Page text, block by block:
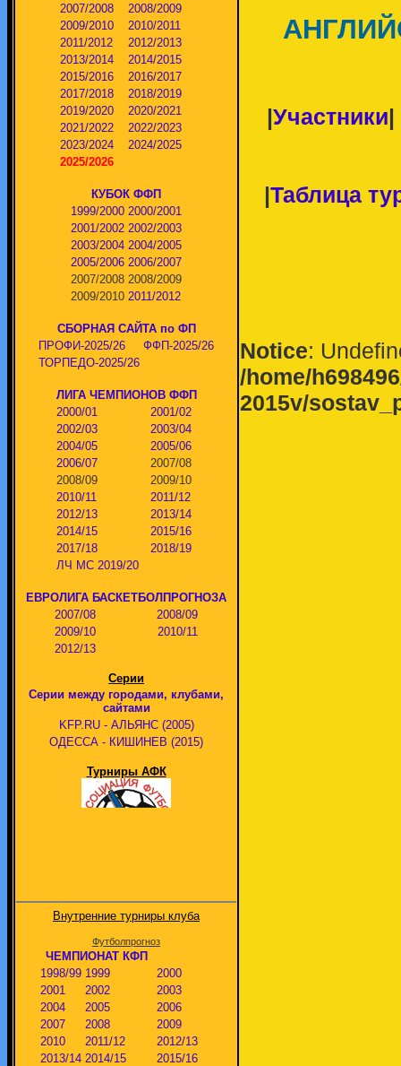
2007/2008
2008/2009
2009/2010
2010/2011
2011/2012
2012/2013
2013/2014
2014/2015
2015/2016
2016/2017
2017/2018
2018/2019
2019/2020
2020/2021
2021/2022
2022/2023
2023/2024
2024/2025
2025/2026
КУБОК ФФП
1999/2000 2000/2001
2001/2002 2002/2003
2003/2004 2004/2005
2005/2006 2006/2007
2007/2008 2008/2009
2009/2010 2011/2012
СБОРНАЯ САЙТА по ФП
ПРОФИ-2025/26
ФФП-2025/26
ТОРПЕДО-2025/26
ЛИГА ЧЕМПИОНОВ ФФП
2000/01
2001/02
2002/03
2003/04
2004/05
2005/06
2006/07
2007/08
2008/09
2009/10
2010/11
2011/12
2012/13
2013/14
2014/15
2015/16
2017/18
2018/19
ЛЧ МС 2019/20
ЕВРОЛИГА БАСКЕТБОЛПРОГНОЗА
2007/08
2008/09
2009/10
2010/11
2012/13
Серии
Серии между городами, клубами,
сайтами
KFP.RU - АЛЬЯНС (2005)
ОДЕССА - КИШИНЕВ (2015)
Турниры АФК
Внутренние турниры клуба
Футболпрогноз
ЧЕМПИОНАТ КФП
1998/99 1999
2000
2001
2002
2003
2004
2005
2006
2007
2008
2009
2010
2011/12
2012/13
2013/14 2014/15
2015/16
|Участники|
|Таблица
Notice:
/home/
2015v/